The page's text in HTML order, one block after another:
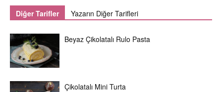
Diğer Tarifler Yazarın Diğer Tarifleri
Beyaz Çikolatalı Rulo Pasta
Çikolatalı Mini Turta